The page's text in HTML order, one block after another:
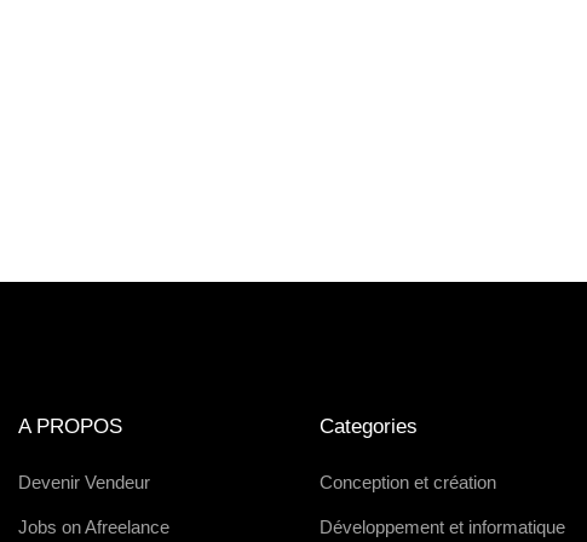
A PROPOS
Devenir Vendeur
Jobs on Afreelance
Categories
Conception et création
Développement et informatique